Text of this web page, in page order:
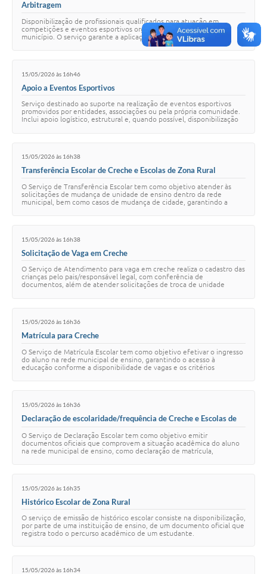
Arbitragem
Disponibilização de profissionais qualificados para atuação em
competições e eventos esportivos organizados ou apoiados pelo
município. O serviço garante a aplicação das regras oficiais das
15/05/2026 às 16h46
Apoio a Eventos Esportivos
Serviço destinado ao suporte na realização de eventos esportivos
promovidos por entidades, associações ou pela própria comunidade.
Inclui apoio logístico, estrutural e, quando possível, disponibilização
15/05/2026 às 16h38
Transferência Escolar de Creche e Escolas de Zona Rural
O Serviço de Transferência Escolar tem como objetivo atender às
solicitações de mudança de unidade de ensino dentro da rede
municipal, bem como casos de mudança de cidade, garantindo a
15/05/2026 às 16h38
Solicitação de Vaga em Creche
O Serviço de Atendimento para vaga em creche realiza o cadastro das
crianças pelo pais/responsável legal, com conferência de
documentos, além de atender solicitações de troca de unidade
15/05/2026 às 16h36
Matrícula para Creche
O Serviço de Matrícula Escolar tem como objetivo efetivar o ingresso
do aluno na rede municipal de ensino, garantindo o acesso à
educação conforme a disponibilidade de vagas e os critérios
15/05/2026 às 16h36
Declaração de escolaridade/frequência de Creche e Escolas de
O Serviço de Declaração Escolar tem como objetivo emitir
documentos oficiais que comprovem a situação acadêmica do aluno
na rede municipal de ensino, como declaração de matrícula,
15/05/2026 às 16h35
Histórico Escolar de Zona Rural
O serviço de emissão de histórico escolar consiste na disponibilização,
por parte de uma instituição de ensino, de um documento oficial que
registra todo o percurso acadêmico de um estudante.
15/05/2026 às 16h34